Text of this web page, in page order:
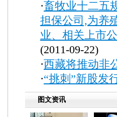
·畜牧业十二五
担保公司,为养
业、相关上市
(2011-09-22)
·西藏将推动非
·“挑刺”新股发
图文资讯